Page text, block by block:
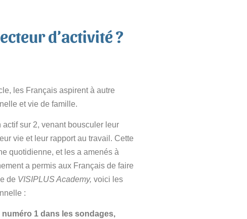
d’activité ?
les Français aspirent à autre
et vie de famille.
sur 2, venant bousculer leur
vie et leur rapport au travail. Cette
quotidienne, et les a amenés à
a permis aux Français de faire
de VISIPLUSAcademy, voici les
:
1 dans les sondages,